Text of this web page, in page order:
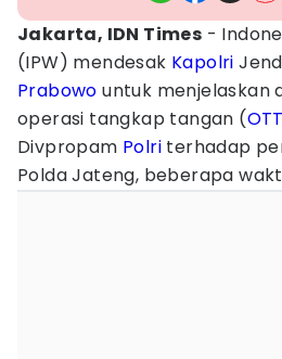
Jakarta, IDN Times -
(IPW) mendesak Kapolri
Prabowo untuk menjelaskan
operasi tangkap tangan (OTT
Divpropam Polri terhadap
Polda Jateng, beberapa